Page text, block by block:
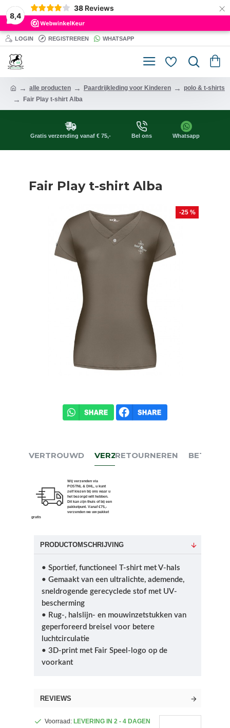
8,4
38 Reviews ×
LOGIN REGISTREREN WHATSAPP
alle producten Paardrijkleding voor Kinderen
polo & t-shirts
Fair Play t-shirt Alba
Gratis verzending vanaf € 75,- Bel ons Whatsapp
Fair Play t-shirt Alba
-25 %
VERTROUWD VERZENDEN
Wij verzenden via
POSTNL & DHL, u kunt
zelf kiezen bij ons waar u
het bezorgd wilt hebben.
Dit kan zijn thuis of bij een
pakketpunt. Vanaf €75,-
verzenden we uw pakket
gratis
RETOURNEREN BETALEN
PRODUCTOMSCHRIJVING
• Sportief, functioneel T-shirt met V-hals
• Gemaakt van een ultralichte, ademende,
sneldrogende gerecyclede stof met UV-
bescherming
• Rug-, halslijn- en mouwinzetstukken van
geperforeerd breisel voor betere
luchtcirculatie
• 3D-print met Fair Speel-logo op de
voorkant
REVIEWS
Voorraad: LEVERING IN 2 - 4 DAGEN